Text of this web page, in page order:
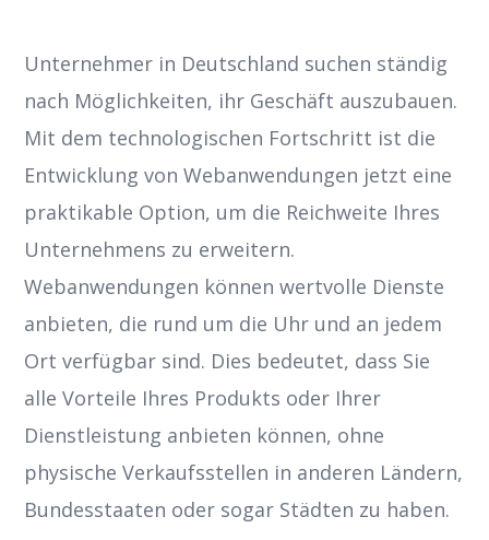
Unternehmer in Deutschland suchen ständig
nach Möglichkeiten, ihr Geschäft auszubauen.
Mit dem technologischen Fortschritt ist die
Entwicklung von Webanwendungen jetzt eine
praktikable Option, um die Reichweite Ihres
Unternehmens zu erweitern.
Webanwendungen können wertvolle Dienste
anbieten, die rund um die Uhr und an jedem
Ort verfügbar sind. Dies bedeutet, dass Sie
alle Vorteile Ihres Produkts oder Ihrer
Dienstleistung anbieten können, ohne
physische Verkaufsstellen in anderen Ländern,
Bundesstaaten oder sogar Städten zu haben.